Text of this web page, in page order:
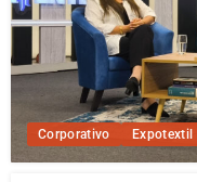
Corporativo Expotextil